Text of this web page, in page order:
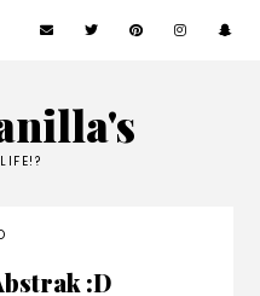
:D